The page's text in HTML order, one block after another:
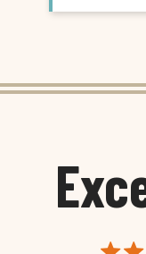
Susana
Magnífica